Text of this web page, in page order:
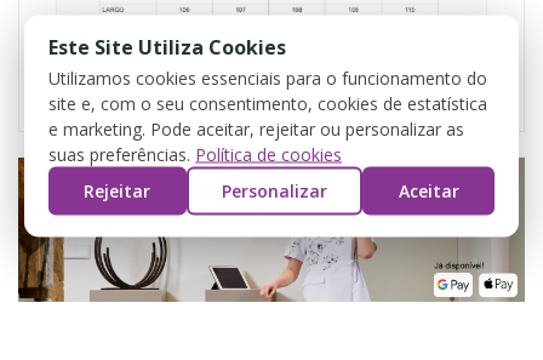
Este Site Utiliza Cookies
Utilizamos cookies essenciais para o funcionamento do
site e, com o seu consentimento, cookies de estatística
e marketing. Pode aceitar, rejeitar ou personalizar as
suas preferências. Política de cookies
Rejeitar
Personalizar Aceitar